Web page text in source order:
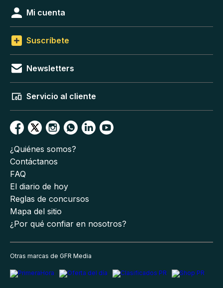
Mi cuenta
Suscríbete
Newsletters
Servicio al cliente
¿Quiénes somos?
Contáctanos
FAQ
El diario de hoy
Reglas de concursos
Mapa del sitio
¿Por qué confiar en nosotros?
Otras marcas de GFR Media